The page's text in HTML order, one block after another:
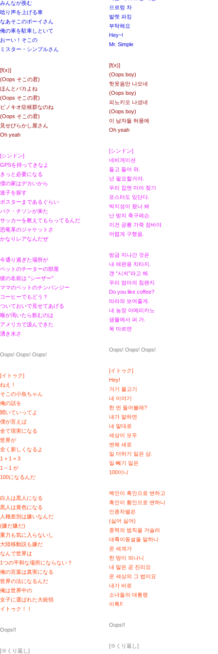
みんなが羨む
唸り声を上げる車
なあそこのボーイさん
俺の車を駐車しといて
おーい！そこの
ミスター・シンプルさん
[f(x)]
(Oops そこの君)
ほんとバカよね
(Oops そこの君)
ピノキオ症候群なのね
(Oops そこの君)
見せびらかし屋さん
Oh yeah
[シンドン]
GPSを持ってきなよ
きっと必要になる
僕の家はデカいから
迷子を探す
ポスターまであるぐらい
パク・チソンが来た
サッカーを教えてもらってるんだ
恐竜革のジャケットさ
かなりレアなんだぜ
今通り過ぎた場所が
ペットのチーターの部屋
彼の名前は “シーザー”
ママのペットのチンパンジー
コーヒーでもどう？
ついておいで見せてあげる
喉が渇いたら飲むのは
アメリカで汲んできた
湧き水さ
Oops! Oops! Oops!
[イトゥク]
ねえ！
そこの小魚ちゃん
俺の話を
聞いていってよ
僕が言えば
全て現実になる
世界が
全く新しくなるよ
1 + 1 = 3
1 – 1 が
100になるんだ
白人は黒人になる
黒人は黄色になる
人種差別は嫌いなんだ
(嫌だ嫌だ)
重力も気に入らないし
大陸移動説も嫌だ
なんで世界は
1つの平和な場所にならない？
俺の言葉は真実になる
世界の法になるんだ
俺は世界中の
女子に選ばれた大統領
イトゥク！！
Oops!!
[※くり返し]
으르렁 차
발렛 파킹
부탁해요
Hey~!
Mr. Simple
[f(x)]
(Oops boy)
헛웃음만 나오네
(Oops boy)
피노키오 나셨네
(Oops boy)
이 남자들 허풍에
Oh yeah
[シンドン]
네비게이션
들고 들어 와.
넌 필요할거야.
우리 집엔 미아 찾기
포스터도 있단다.
박지성이 왔나 봐
난 받지 축구레슨.
이건 공룡 가죽 잠바야
어렵게 구했음.
방금 지나간 것은
내 애완용 치타지.
걘 “시저”라고 해.
우리 엄마의 침팬지
Do you like coffee?
따라와 보여줄게.
내 농장 아메리카노
샘물에서 퍼 가.
목 마르면
Oops! Oops! Oops!
[イトゥク]
Hey!
거기 물고기
내 이야기
한 번 들어볼래?
내가 말하면
내 말대로
세상이 모두
변해 새로
일 더하기 일은 삼.
일 빼기 일은
100이니
백인이 흑인으로 변하고
흑인이 황인으로 변하니
인종차별은
(싫어 싫어)
중력의 법칙을 거슬러
대륙이동설을 말하니
온 세계가
한 땅이 되나니
내 말은 곧 진리요
온 세상의 그 법이요
내가 바로
소녀들의 대통령
이특!!
Oops!!
[※くり返し]